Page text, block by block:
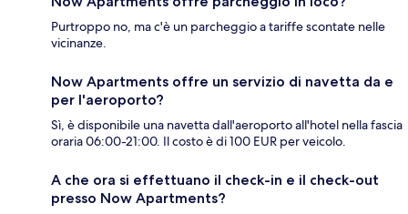
Purtroppo no, ma c'è un parcheggio a tariffe scontate nelle
vicinanze.
Now Apartments offre un servizio di navetta da e
per l'aeroporto?
Sì, è disponibile una navetta dall'aeroporto all'hotel nella fascia
oraria 06:00-21:00. Il costo è di 100 EUR per veicolo.
A che ora si effettuano il check-in e il check-out
presso Now Apartments?